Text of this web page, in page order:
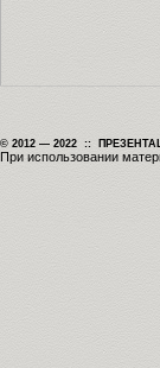
© 2012 — 2022 ::
При использовании